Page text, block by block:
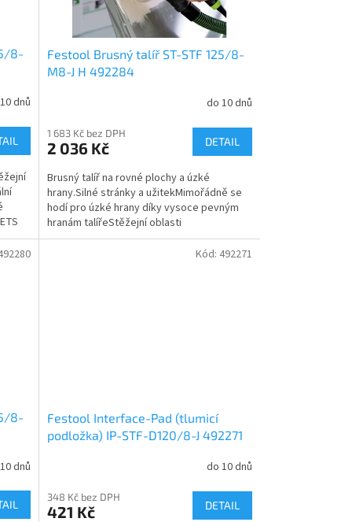
8-
dnů
Festool Brusný talíř ST-STF 125/8-
M8-J H 492284
do 10 dnů
1 683 Kč bez DPH
2 036 Kč DETAIL
Brusný talíř na rovné plochy a úzké
hrany.Silné stránky a užitekMimořádně se
hodí pro úzké hrany díky vysoce pevným
hranám talířeStěžejní oblasti
použitíOptimální pro broušení...
8-
dnů
Festool Interface-Pad (tlumicí
podložka) IP-STF-D120/8-J 492271
do 10 dnů
348 Kč bez DPH
421 Kč DETAIL
Kód: 492271